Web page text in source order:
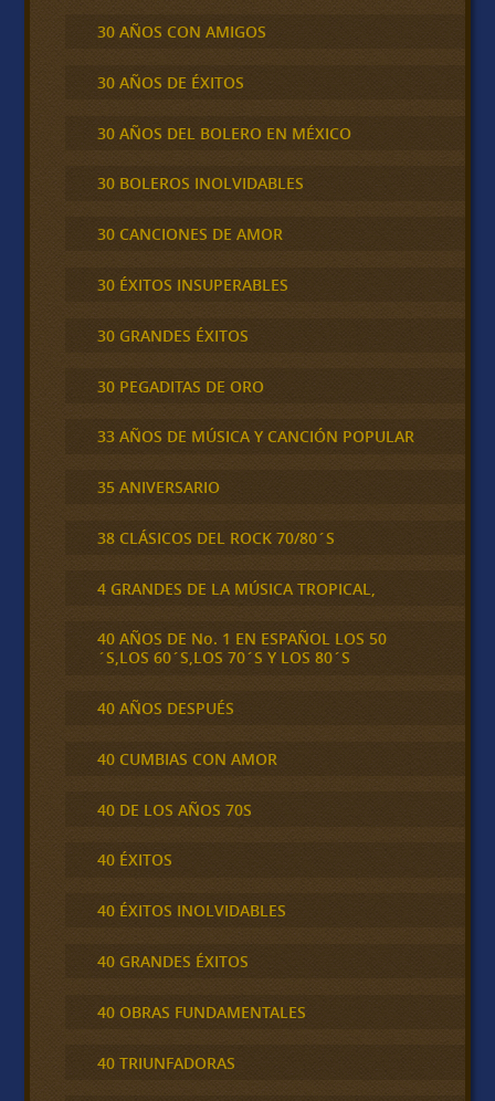
30 AÑOS CON AMIGOS
30 AÑOS DE ÉXITOS
30 AÑOS DEL BOLERO EN MÉXICO
30 BOLEROS INOLVIDABLES
30 CANCIONES DE AMOR
30 ÉXITOS INSUPERABLES
30 GRANDES ÉXITOS
30 PEGADITAS DE ORO
33 AÑOS DE MÚSICA Y CANCIÓN POPULAR
35 ANIVERSARIO
38 CLÁSICOS DEL ROCK 70/80´S
4 GRANDES DE LA MÚSICA TROPICAL,
40 AÑOS DE No. 1 EN ESPAÑOL LOS 50
´S,LOS 60´S,LOS 70´S Y LOS 80´S
40 AÑOS DESPUÉS
40 CUMBIAS CON AMOR
40 DE LOS AÑOS 70S
40 ÉXITOS
40 ÉXITOS INOLVIDABLES
40 GRANDES ÉXITOS
40 OBRAS FUNDAMENTALES
40 TRIUNFADORAS